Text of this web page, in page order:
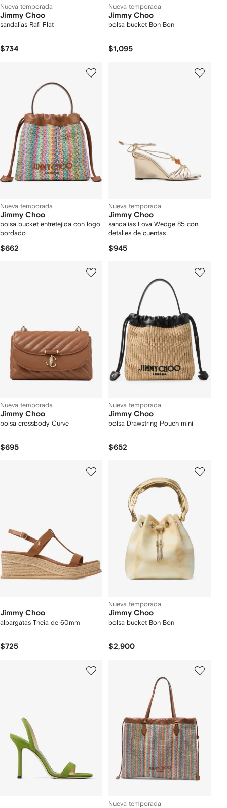
Nueva temporada
Jimmy Choo
sandalias Rafi Flat
$734
Nueva temporada
Jimmy Choo
bolsa bucket Bon Bon
$1,095
Nueva temporada
Jimmy Choo
bolsa bucket entretejida con logo
bordado
$662
Nueva temporada
Jimmy Choo
sandalias Lova Wedge 85 con
detalles de cuentas
$945
Nueva temporada
Jimmy Choo
bolsa crossbody Curve
$695
Nueva temporada
Jimmy Choo
bolsa Drawstring Pouch mini
$652
Jimmy Choo
alpargatas Theia de 60mm
$725
Nueva temporada
Jimmy Choo
bolsa bucket Bon Bon
$2,900
Nueva temporada